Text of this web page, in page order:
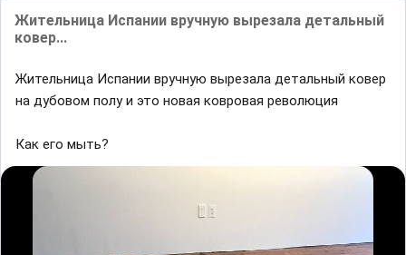
Жительница Испании вручную вырезала детальный
ковер...
Жительница Испании вручную вырезала детальный ковер
на дубовом полу и это новая ковровая революция
Как его мыть?